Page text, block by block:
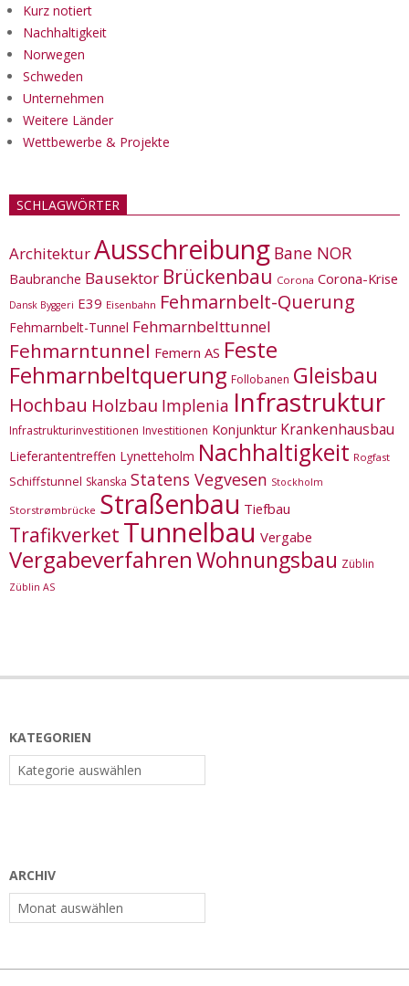
Kurz notiert
Nachhaltigkeit
Norwegen
Schweden
Unternehmen
Weitere Länder
Wettbewerbe & Projekte
SCHLAGWÖRTER
ArchitekturAusschreibung Bane NOR
Baubranche Bausektor Brückenbau Corona Corona-Krise
Dansk Byggeri E39 Eisenbahn Fehmarnbelt-Querung
Fehmarnbelt-Tunnel Fehmarnbelttunnel
Fehmarntunnel Femern AS Feste
Fehmarnbeltquerung Follobanen Gleisbau
Hochbau Holzbau Implenia Infrastruktur
Infrastrukturinvestitionen Investitionen Konjunktur Krankenhausbau
Lieferantentreffen Lynetteholm Nachhaltigkeit Rogfast
Schiffstunnel Skanska Statens Vegvesen Stockholm
Storstrømbrücke Straßenbau Tiefbau
Trafikverket Tunnelbau Vergabe
VergabeverfahrenWohnungsbau Züblin
Züblin AS
KATEGORIEN
Kategorien
ARCHIV
Archiv